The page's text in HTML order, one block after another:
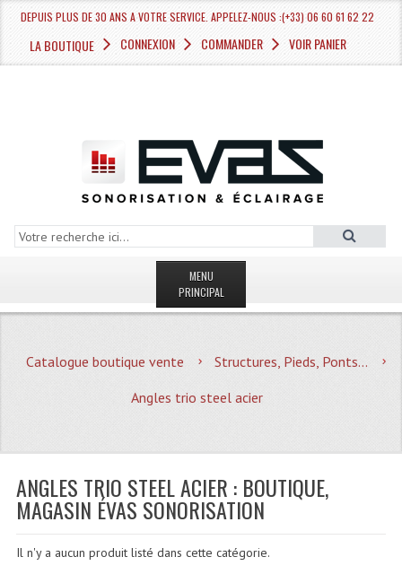
DEPUIS PLUS DE 30 ANS A VOTRE SERVICE. APPELEZ-NOUS :(+33) 06 60 61 62 22
LA BOUTIQUE CONNEXION COMMANDER VOIR PANIER
MENU
PRINCIPAL
MAGASIN
Quoi De Neuf?
Plan Acces, Horaires.
Location De Matériel
Le Matériel D´occasion
Catalogue boutique vente
Structures, Pieds, Ponts...
Angles trio steel acier
ANGLES TRIO STEEL ACIER : BOUTIQUE,
MAGASIN ÉVAS SONORISATION
Il n'y a aucun produit listé dans cette catégorie.